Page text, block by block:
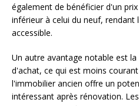
également de bénéficier d'un
inférieur à celui du neuf, rendant
accessible.
Un autre avantage notable est
d'achat, ce qui est moins
l'immobilier ancien offre un
intéressant après rénovation.